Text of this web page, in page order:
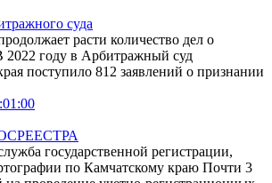
суда
расти количество дел о
2022 году в Арбитражный суд
поступило 812 заявлений о признании
государственной регистрации,
по Камчатскому краю Почти 3